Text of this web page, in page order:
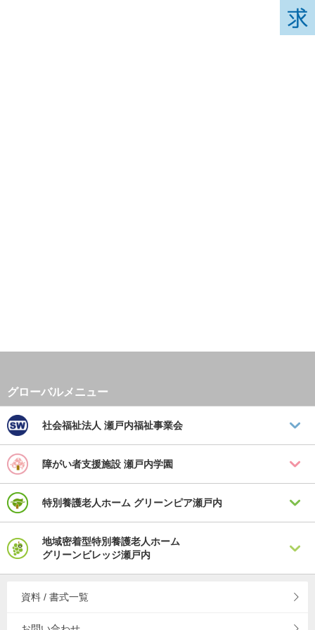
社会福祉法人 瀬戸内福祉事業会
障がい者支援施設 瀬戸内学園
特別養護老人ホーム グリーンピア瀬戸内
地域密着型特別養護老人ホーム
グリーンビレッジ瀬戸内
資料 / 書式一覧